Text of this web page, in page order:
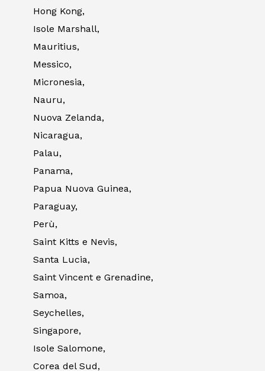
Hong Kong,
Isole Marshall,
Mauritius,
Messico,
Micronesia,
Nauru,
Nuova Zelanda,
Nicaragua,
Palau,
Panama,
Papua Nuova Guinea,
Paraguay,
Perù,
Saint Kitts e Nevis,
Santa Lucia,
Saint Vincent e Grenadine,
Samoa,
Seychelles,
Singapore,
Isole Salomone,
Corea del Sud,